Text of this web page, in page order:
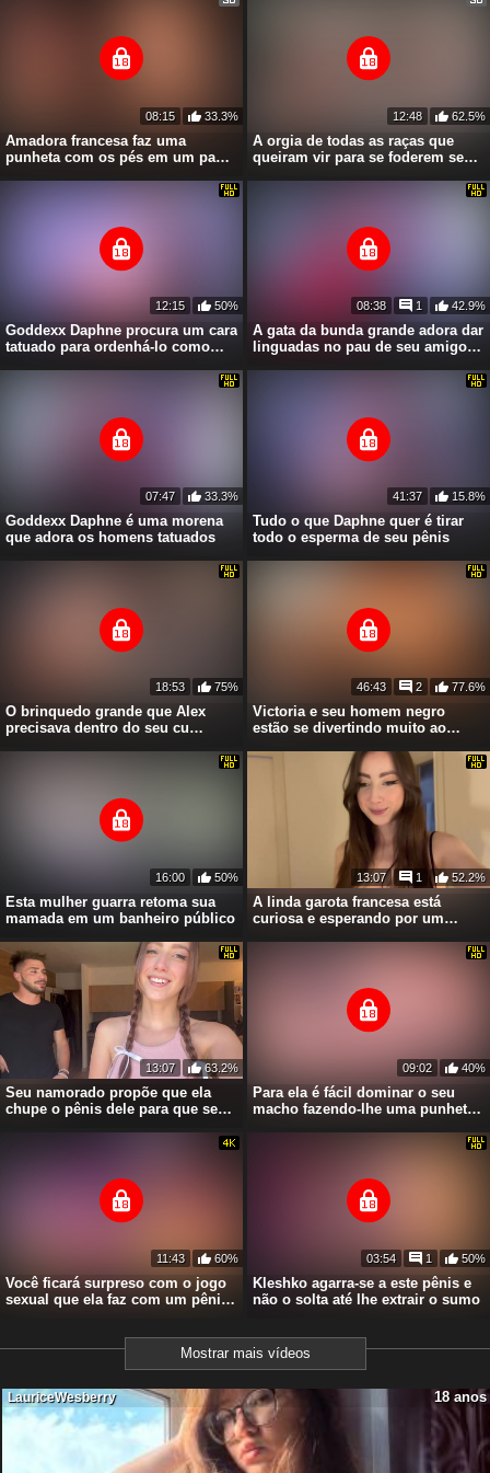
Amadora francesa faz uma
punheta com os pés em um pau
08:15 33.3%
A orgia de todas as raças que
queiram vir para se foderem sem
12:48 62.5%
Goddexx Daphne procura um cara
tatuado para ordenhá-lo como
12:15 50%
A gata da bunda grande adora dar
linguadas no pau de seu amigo
08:38 1 42.9%
Goddexx Daphne é uma morena
que adora os homens tatuados
07:47 33.3%
Tudo o que Daphne quer é tirar
todo o esperma de seu pênis
41:37 15.8%
O brinquedo grande que Alex
precisava dentro do seu cu
18:53 75%
Victoria e seu homem negro
estão se divertindo muito ao
46:43 2 77.6%
Esta mulher guarra retoma sua
mamada em um banheiro público
16:00 50%
A linda garota francesa está
curiosa e esperando por um
13:07 1 52.2%
Seu namorado propõe que ela
chupe o pênis dele para que seus
13:07 63.2%
Para ela é fácil dominar o seu
macho fazendo-lhe uma punheta
09:02 40%
Você ficará surpreso com o jogo
sexual que ela faz com um pênis
11:43 60%
Kleshko agarra-se a este pênis e
não o solta até lhe extrair o sumo
03:54 1 50%
Mostrar mais vídeos
LauriceWesberry 18 anos